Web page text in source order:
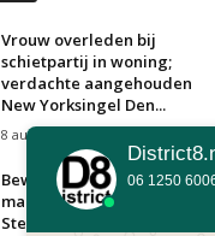
Vrouw overleden bij
schietpartij in woning;
verdachte aangehouden
New Yorksingel Den...
8 augustus 2026
Bewoner gewond bij korte
maar felle woningbrand
Sterrenoord Den Haag
06 1250